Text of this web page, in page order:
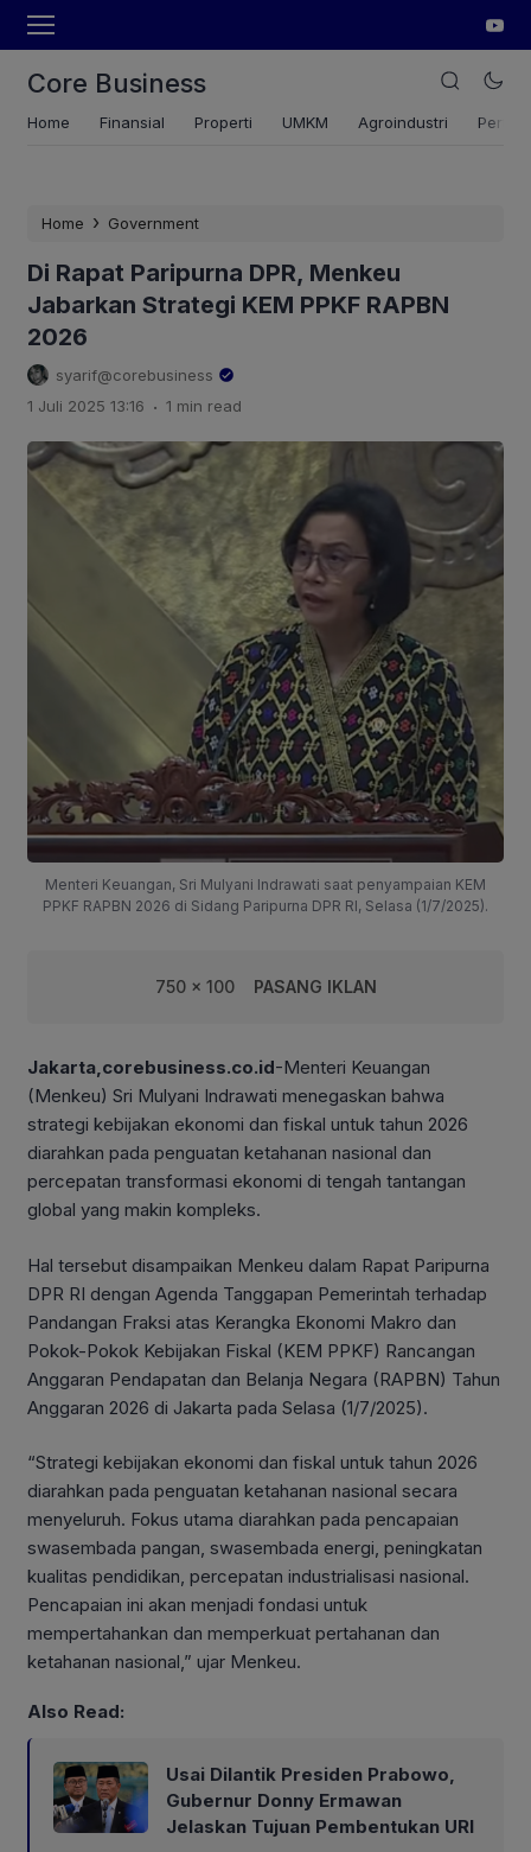
Core Business
Home Finansial Properti UMKM Agroindustri
Home › Government
Di Rapat Paripurna DPR, Menkeu
Jabarkan Strategi KEM PPKF RAPBN
2026
syarif@corebusiness
1 Juli 2025 13:16 . 1 min read
Menteri Keuangan, Sri Mulyani Indrawati saat penyampaian KEM
PPKF RAPBN 2026 di Sidang Paripurna DPR RI, Selasa (1/7/2025).
750 x 100 PASANG IKLAN
Jakarta,corebusiness.co.id-Menteri Keuangan
(Menkeu) Sri Mulyani Indrawati menegaskan bahwa
strategi kebijakan ekonomi dan fiskal untuk tahun 2026
diarahkan pada penguatan ketahanan nasional dan
percepatan transformasi ekonomi di tengah tantangan
global yang makin kompleks.
Hal tersebut disampaikan Menkeu dalam Rapat Paripurna
DPR RI dengan Agenda Tanggapan Pemerintah terhadap
Pandangan Fraksi atas Kerangka Ekonomi Makro dan
Pokok-Pokok Kebijakan Fiskal (KEM PPKF) Rancangan
Anggaran Pendapatan dan Belanja Negara (RAPBN) Tahun
Anggaran 2026 di Jakarta pada Selasa (1/7/2025).
“Strategi kebijakan ekonomi dan fiskal untuk tahun 2026
diarahkan pada penguatan ketahanan nasional secara
menyeluruh. Fokus utama diarahkan pada pencapaian
swasembada pangan, swasembada energi, peningkatan
kualitas pendidikan, percepatan industrialisasi nasional.
Pencapaian ini akan menjadi fondasi untuk
mempertahankan dan memperkuat pertahanan dan
ketahanan nasional,” ujar Menkeu.
Also Read:
Usai Dilantik Presiden Prabowo,
Gubernur Donny Ermawan
Jelaskan Tujuan Pembentukan URI